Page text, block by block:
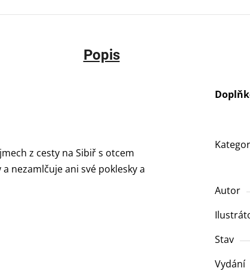
Popis
z cesty na Sibiř s otcem
nezamlčuje ani své poklesky a
Autor
Stav
Vydání